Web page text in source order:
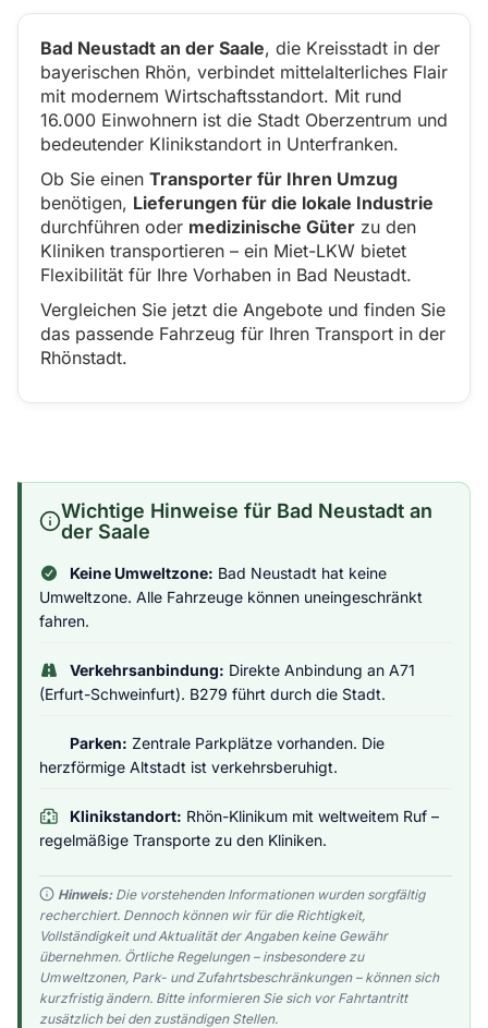
Bad Neustadt an der Saale, die Kreisstadt in der
bayerischen Rhön, verbindet mittelalterliches Flair
mit modernem Wirtschaftsstandort. Mit rund
16.000 Einwohnern ist die Stadt Oberzentrum und
bedeutender Klinikstandort in Unterfranken.
Ob Sie einen Transporter für Ihren Umzug
benötigen, Lieferungen für die lokale Industrie
durchführen oder medizinische Güter zu den
Kliniken transportieren – ein Miet-LKW bietet
Flexibilität für Ihre Vorhaben in Bad Neustadt.
Vergleichen Sie jetzt die Angebote und finden Sie
das passende Fahrzeug für Ihren Transport in der
Rhönstadt.
Wichtige Hinweise für Bad Neustadt an
der Saale
Keine Umweltzone: Bad Neustadt hat keine
Umweltzone. Alle Fahrzeuge können uneingeschränkt
fahren.
Verkehrsanbindung: Direkte Anbindung an A71
(Erfurt-Schweinfurt). B279 führt durch die Stadt.
Parken: Zentrale Parkplätze vorhanden. Die
herzförmige Altstadt ist verkehrsberuhigt.
Klinikstandort: Rhön-Klinikum mit weltweitem Ruf –
regelmäßige Transporte zu den Kliniken.
Hinweis:Die vorstehenden Informationen wurden sorgfältig
recherchiert. Dennoch können wir für die Richtigkeit,
Vollständigkeit und Aktualität der Angaben keine Gewähr
übernehmen. Örtliche Regelungen – insbesondere zu
Umweltzonen, Park- und Zufahrtsbeschränkungen – können sich
kurzfristig ändern. Bitte informieren Sie sich vor Fahrtantritt
zusätzlich bei den zuständigen Stellen.